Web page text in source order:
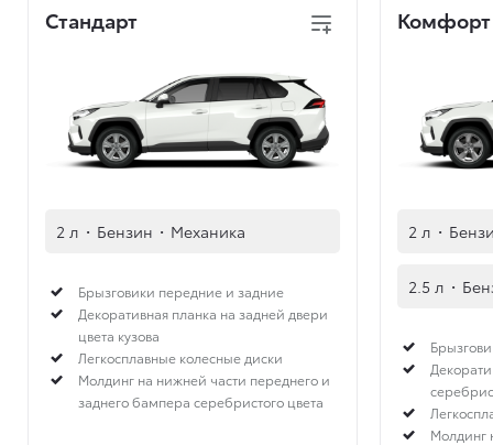
Стандарт
2 л · Бензин · Механика
Брызговики передние и задние
Декоративная планка на задней двери
цвета кузова
Легкосплавные колесные диски
Молдинг на нижней части переднего и
заднего бампера серебристого цвета
Комфорт
2 л ·
2.5 л ·
Молдинг